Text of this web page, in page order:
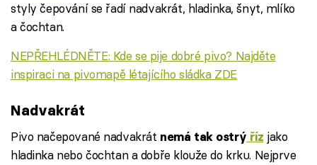
styly čepování se řadí nadvakrát, hladinka, šnyt, mlíko
a čochtan.
NEPŘEHLÉDNĚTE: Kde se pije dobré pivo? Najděte
inspiraci na pivomapě létajícího sládka ZDE
Nadvakrát
Pivo načepované nadvakrát nemá tak ostrý říz jako
hladinka nebo čochtan a dobře klouže do krku. Nejprve